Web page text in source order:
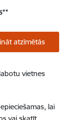
**
atzīmētās
vietnes
lai